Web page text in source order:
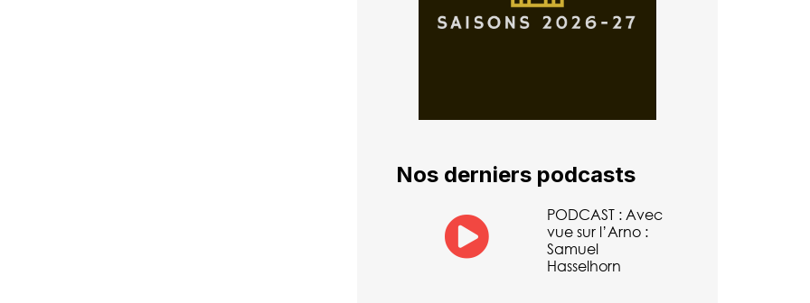
Nos derniers podcasts
PODCAST : Avec
vue sur l’Arno :
Samuel
Hasselhorn